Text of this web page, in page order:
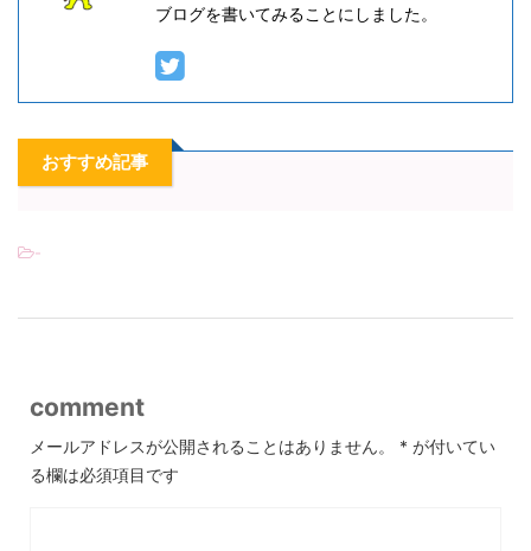
ブログを書いてみることにしました。
おすすめ記事
-
comment
メールアドレスが公開されることはありません。 * が付いてい
る欄は必須項目です